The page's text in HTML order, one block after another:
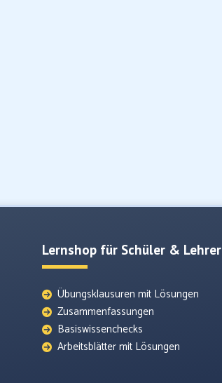
Lernshop für Schüler & Lehrer
Übungsklausuren mit Lösungen
Zusammenfassungen
Basiswissenchecks
Arbeitsblätter mit Lösungen